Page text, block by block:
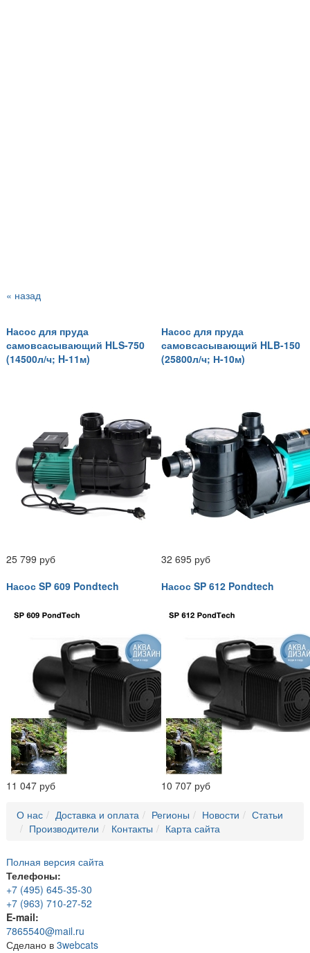
« назад
Насос для пруда
самовсасывающий HLS-750
(14500л/ч; H-11м)
25 799 руб
Насос для пруда
самовсасывающий HLB-150
(25800л/ч; Н-10м)
32 695 руб
Насос SP 609 Pondtech
11 047 руб
Насос SP 612 Pondtech
10 707 руб
О нас Доставка и оплата Регионы Новости
Статьи
Производители
Контакты Карта сайта
Полная версия сайта
Телефоны:
+7 (495) 645-35-30
+7 (963) 710-27-52
E-mail:
7865540@mail.ru
Сделано в 3webcats